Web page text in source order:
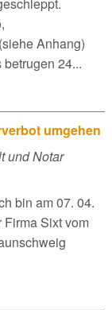
Anhang)
24...
umgehen
und Notar
bin am 07. 04.
Sixt vom